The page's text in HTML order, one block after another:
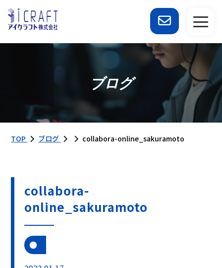
ブログ
TOP ブログ collabora-online_sakuramoto
collabora-
online_sakuramoto